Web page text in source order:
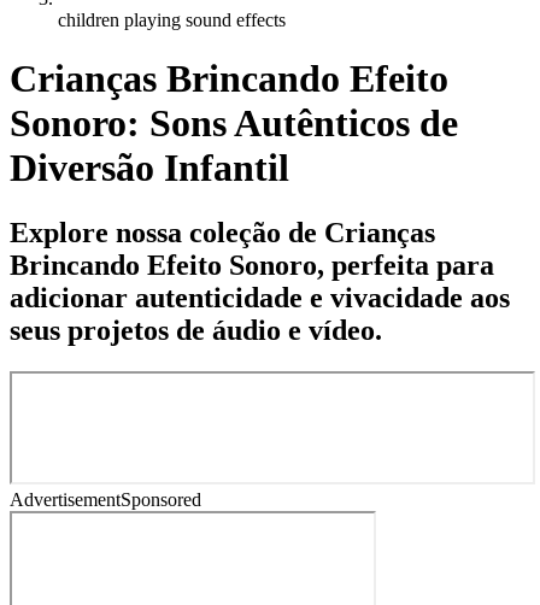
children playing sound effects
Crianças Brincando Efeito
Sonoro: Sons Autênticos de
Diversão Infantil
Explore nossa coleção de Crianças
Brincando Efeito Sonoro, perfeita para
adicionar autenticidade e vivacidade aos
seus projetos de áudio e vídeo.
AdvertisementSponsored